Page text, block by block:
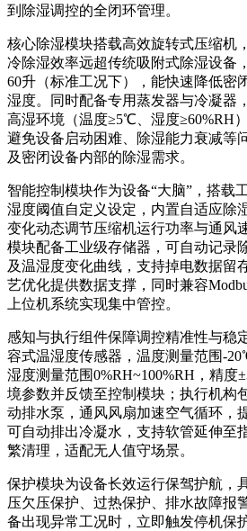
到除湿调控的全闭环管理。
核心除湿模块搭载高效旋转式压缩机
冷除湿效率远超传统吸附式除湿设备
60升（标准工况下），能快速降低密
湿度。同时配备专用蒸发器与冷凝器
高湿环境（温度≥5℃、湿度≥60%RH
避免设备启动困难、除湿能力衰减等
及密闭设备内部的除湿需求。
智能控制模块作为设备“大脑”，搭载
湿度阈值自定义设定，内置自适应除
变化动态调节压缩机运行功率与通风
模块配备工业级存储器，可自动记录
及温湿度变化曲线，支持掉电数据留
艺优化提供数据支撑，同时兼容
上位机系统实现集中管控。
感知与执行组件保障调控精准性与稳
容式温湿度传感器，温度测量范围-
湿度测量范围0%RH~100%RH，精度
境参数并反馈至控制模块；执行机构
动排水泵，通风风扇加速空气循环，
可自动排出冷凝水，支持软管延伸至
繁清理，适配无人值守场景。
保护模块为设备长效运行保驾护航，
压欠压保护、过热保护、排水故障报
备出现异常工况时，立即触发停机保